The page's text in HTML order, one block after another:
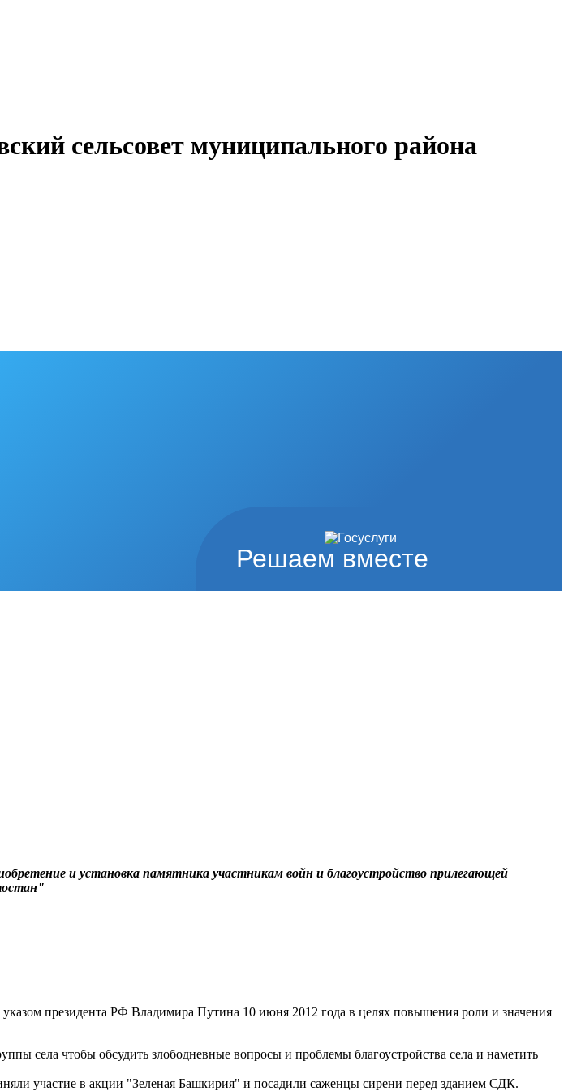
сельсовет муниципального района
Решаем вместе
и установка памятника участникам войн и благоустройство прилегающей
президента РФ Владимира Путина 10 июня 2012 года в целях повышения роли и значения
села чтобы обсудить злободневные вопросы и проблемы благоустройства села и наметить
участие в акции "Зеленая Башкирия" и посадили саженцы сирени перед зданием СДК.